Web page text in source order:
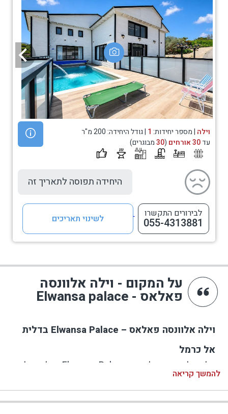
וילה | מספר יחידות: 1 | גודל היחידה: 200 מ"ר
עד30 אורחים (
30מבוגרים)
היחידה תפוסה לתאריך זה
לבירורים התקשרו
055-4313881 לשינוי תאריכים
על המקום - וילה אלוונסה
פאלאס - Elwansa palace
וילה אלוונסה פאלאס – Elwansa Palace בדלית
אל כרמל
וילה אלוונסה פאלאס – Elwansa Palace בדלית אל
כרמל היא מתחם אירוח גדול, מטופח ומרווח למשפחות,
משפחות מורחבות וקבוצות משפחתיות באזור הכרמל.
המתחם משלב וילת עץ כפרית בשתי קומות, 6 יחידות
להמשך קריאה